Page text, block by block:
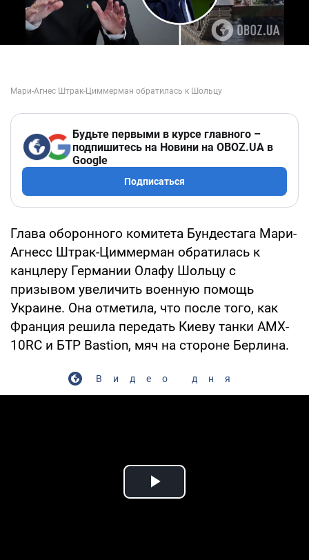
Будьте первыми в курсе главного –
подпишитесь на Новини на OBOZ.UA в
Google
Подписаться
Глава оборонного комитета Бундестага Мари-
Агнесс Штрак-Циммерман обратилась к
канцлеру Германии Олафу Шольцу с
призывом увеличить военную помощь
Украине. Она отметила, что после того, как
Франция решила передать Киеву танки AMX-
10RC и БТР Bastion, мяч на стороне Берлина.
Видео дня
Play Video